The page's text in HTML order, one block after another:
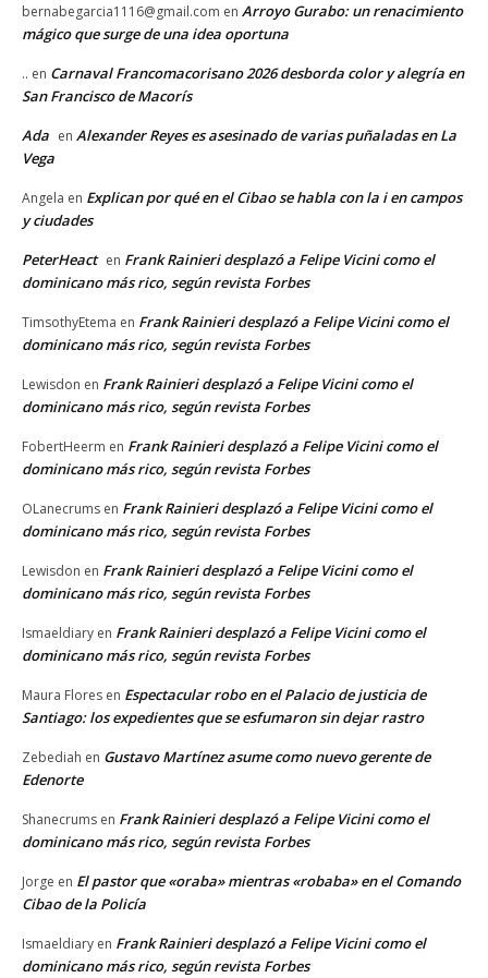
bernabegarcia1116@gmail.com en Arroyo Gurabo: un renacimiento
mágico que surge de una idea oportuna
.. en Carnaval Francomacorisano 2026 desborda color y alegría en
San Francisco de Macorís
Ada en Alexander Reyes es asesinado de varias puñaladas en La
Vega
Angela en Explican por qué en el Cibao se habla con la i en campos
y ciudades
PeterHeact en Frank Rainieri desplazó a Felipe Vicini como el
dominicano más rico, según revista Forbes
TimsothyEtema en Frank Rainieri desplazó a Felipe Vicini como el
dominicano más rico, según revista Forbes
Lewisdon en Frank Rainieri desplazó a Felipe Vicini como el
dominicano más rico, según revista Forbes
FobertHeerm en Frank Rainieri desplazó a Felipe Vicini como el
dominicano más rico, según revista Forbes
OLanecrums en Frank Rainieri desplazó a Felipe Vicini como el
dominicano más rico, según revista Forbes
Lewisdon en Frank Rainieri desplazó a Felipe Vicini como el
dominicano más rico, según revista Forbes
Ismaeldiary en Frank Rainieri desplazó a Felipe Vicini como el
dominicano más rico, según revista Forbes
Maura Flores en Espectacular robo en el Palacio de justicia de
Santiago: los expedientes que se esfumaron sin dejar rastro
Zebediah en Gustavo Martínez asume como nuevo gerente de
Edenorte
Shanecrums en Frank Rainieri desplazó a Felipe Vicini como el
dominicano más rico, según revista Forbes
Jorge en El pastor que «oraba» mientras «robaba» en el Comando
Cibao de la Policía
Ismaeldiary en Frank Rainieri desplazó a Felipe Vicini como el
dominicano más rico, según revista Forbes